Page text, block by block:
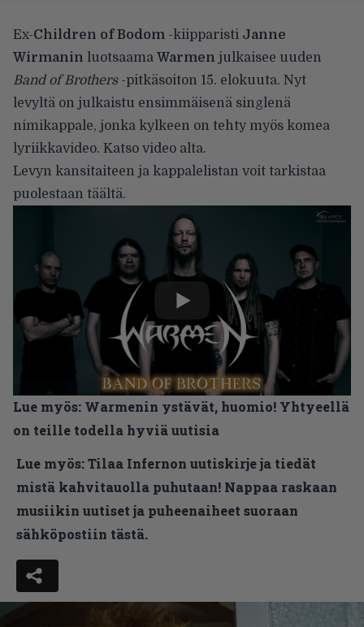
Ex-Children of Bodom -kiipparisti Janne
Wirmanin luotsaama Warmen julkaisee uuden
Band of Brothers-pitkäsoiton 15. elokuuta. Nyt
levyltä on julkaistu ensimmäisenä singlenä
nimikappale, jonka kylkeen on tehty myös komea
lyriikkavideo. Katso video alta.
Levyn kansitaiteen ja kappalelistan voit tarkistaa
puolestaan täältä.
Lue myös: Warmenin ystävät, huomio! Yhtyeellä
on teille todella hyviä uutisia
Lue myös:Tilaa Infernon uutiskirje ja tiedät
mistä kahvitauolla puhutaan! Nappaa raskaan
musiikin uutiset ja puheenaiheet suoraan
sähköpostiin tästä.